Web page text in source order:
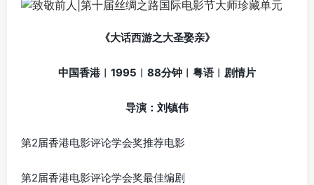
《大话西游之大圣娶亲》
中国香港︱1995︱88分钟︱粤语︱剧情片
导演：刘镇伟
第2届香港电影评论学会奖推荐电影
第2届香港电影评论学会奖最佳编剧